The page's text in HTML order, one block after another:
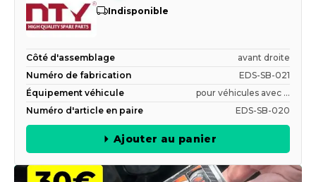
Indisponible
Côté d'assemblage
avant droite
Numéro de fabrication
EDS-SB-021
Équipement véhicule
pour véhicules avec ...
Numéro d'article en paire
EDS-SB-020
Ajouter au panier